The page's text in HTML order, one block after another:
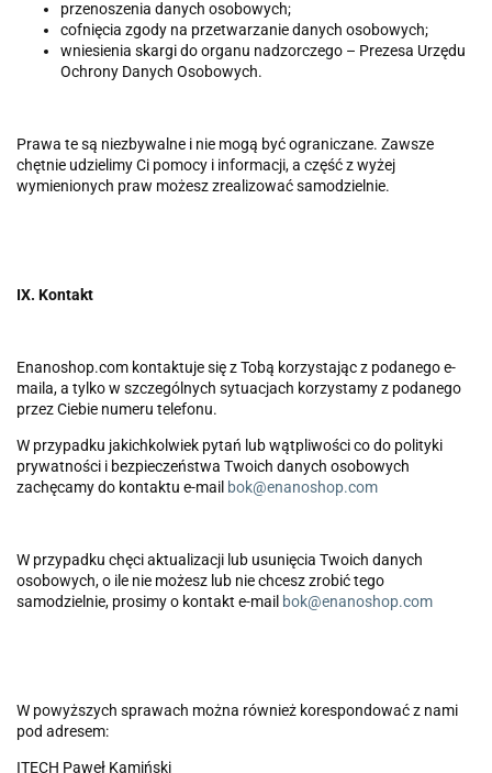
przenoszenia danych osobowych;
cofnięcia zgody na przetwarzanie danych osobowych;
wniesienia skargi do organu nadzorczego – Prezesa Urzędu
Ochrony Danych Osobowych.
Prawa te są niezbywalne i nie mogą być ograniczane. Zawsze
chętnie udzielimy Ci pomocy i informacji, a część z wyżej
wymienionych praw możesz zrealizować samodzielnie.
IX. Kontakt
Enanoshop.com kontaktuje się z Tobą korzystając z podanego e-
maila, a tylko w szczególnych sytuacjach korzystamy z podanego
przez Ciebie numeru telefonu.
W przypadku jakichkolwiek pytań lub wątpliwości co do polityki
prywatności i bezpieczeństwa Twoich danych osobowych
zachęcamy do kontaktu e-mail bok@enanoshop.com
W przypadku chęci aktualizacji lub usunięcia Twoich danych
osobowych, o ile nie możesz lub nie chcesz zrobić tego
samodzielnie, prosimy o kontakt e-mail bok@enanoshop.com
W powyższych sprawach można również korespondować z nami
pod adresem:
ITECH Paweł Kamiński